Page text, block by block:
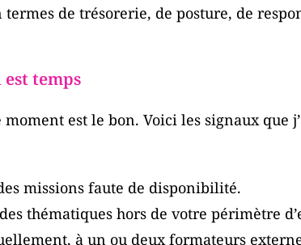
de trésorerie, de posture, de
temps
est le bon. Voici les signaux que
missions faute de disponibilité.
thématiques hors de votre périmètre
à un ou deux formateurs